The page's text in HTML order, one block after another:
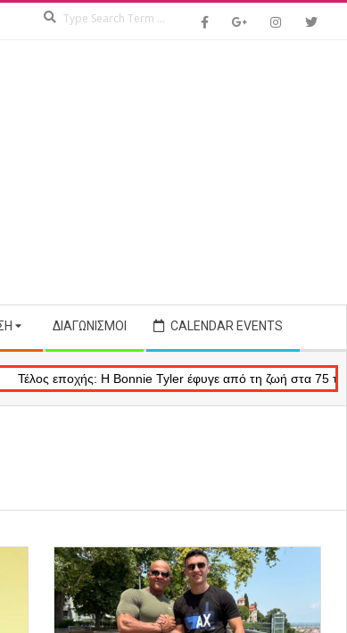
ΔΙΑΓΩΝΙΣΜΟΊ CALENDAR EVENTS
Η Bonnie Tyler έφυγε από τη ζωή στα 75 της